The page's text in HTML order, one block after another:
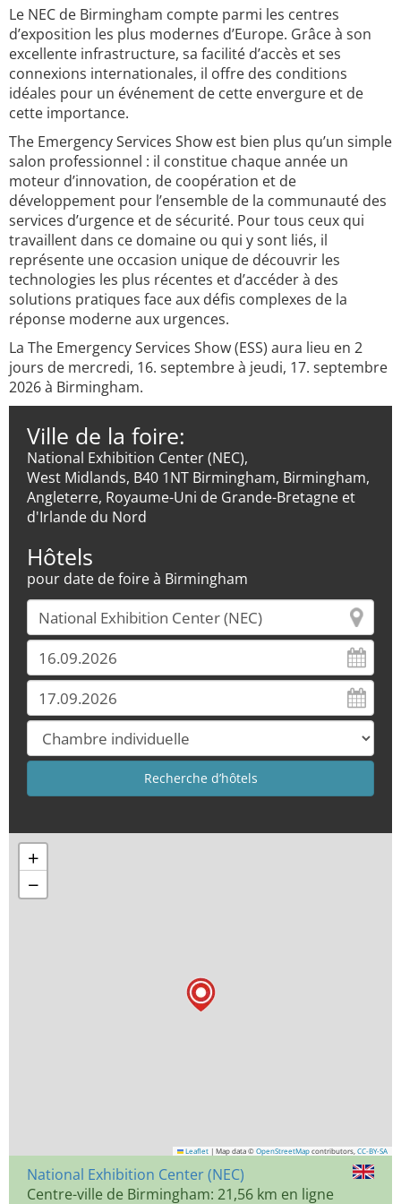
Le NEC de Birmingham compte parmi les centres
d’exposition les plus modernes d’Europe. Grâce à son
excellente infrastructure, sa facilité d’accès et ses
connexions internationales, il offre des conditions
idéales pour un événement de cette envergure et de
cette importance.
The Emergency Services Show est bien plus qu’un simple
salon professionnel : il constitue chaque année un
moteur d’innovation, de coopération et de
développement pour l’ensemble de la communauté des
services d’urgence et de sécurité. Pour tous ceux qui
travaillent dans ce domaine ou qui y sont liés, il
représente une occasion unique de découvrir les
technologies les plus récentes et d’accéder à des
solutions pratiques face aux défis complexes de la
réponse moderne aux urgences.
La The Emergency Services Show (ESS) aura lieu en 2
jours de mercredi, 16. septembre à jeudi, 17. septembre
2026 à Birmingham.
Ville de la foire:
National Exhibition Center (NEC),
West Midlands, B40 1NT Birmingham, Birmingham,
Angleterre, Royaume-Uni de Grande-Bretagne et
d'Irlande du Nord
Hôtels
pour date de foire à Birmingham
+
−
Leaflet | Map data © OpenStreetMap contributors, CC-BY-SA
National Exhibition Center (NEC)
Centre-ville de Birmingham: 21,56 km en ligne